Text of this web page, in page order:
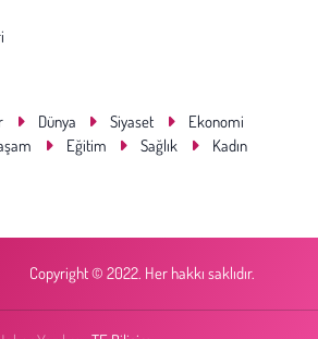
Dünya Siyaset
Ekonomi
Eğitim Sağlık
Kadın
Copyright © 2022. Her hakkı saklıdır.